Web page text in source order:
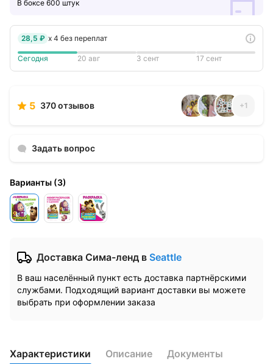
В боксе 600 штук
28,5 ₽ x 4 без переплат
Сегодня 20 авг 3 сент 17 сент
5 370 отзывов +1
Задать вопрос
Варианты (3)
Доставка Сима-ленд в Seattle
В ваш населённый пункт есть доставка партнёрскими
службами. Подходящий вариант доставки вы можете
выбрать при оформлении заказа
Характеристики Описание Документы